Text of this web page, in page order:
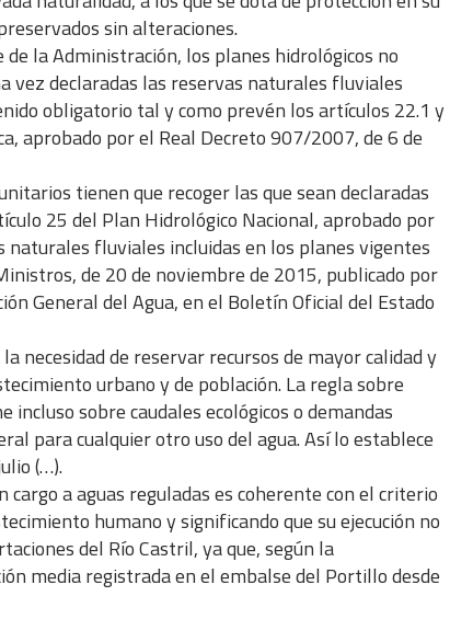
sin alteraciones.
la Administración, los planes hidrológicos no
vez declaradas las reservas naturales fluviales
obligatorio tal y como prevén los artículos 22.1 y
aprobado por el Real Decreto 907/2007, de 6 de
tienen que recoger las que sean declaradas
25 del Plan Hidrológico Nacional, aprobado por
fluviales incluidas en los planes vigentes
de 20 de noviembre de 2015, publicado por
General del Agua, en el Boletín Oficial del Estado
necesidad de reservar recursos de mayor calidad y
urbano y de población. La regla sobre
sobre caudales ecológicos o demandas
para cualquier otro uso del agua. Así lo establece
(…).
a aguas reguladas es coherente con el criterio
humano y significando que su ejecución no
del Río Castril, ya que, según la
media registrada en el embalse del Portillo desde